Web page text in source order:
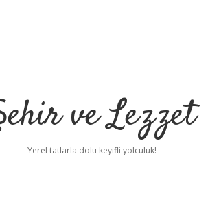
ve Lezzet
Yerel tatlarla dolu keyifli yolculuk!